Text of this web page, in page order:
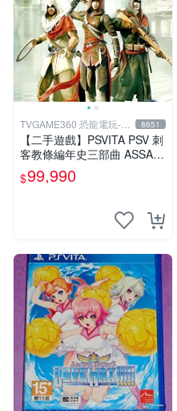
TVGAME360 恐龍電玩-台
中店
8651
【二手遊戲】PSVITA PSV 刺
客教條編年史三部曲 ASSAS
SINS CREED CHRONICLES
中文版
$99,990